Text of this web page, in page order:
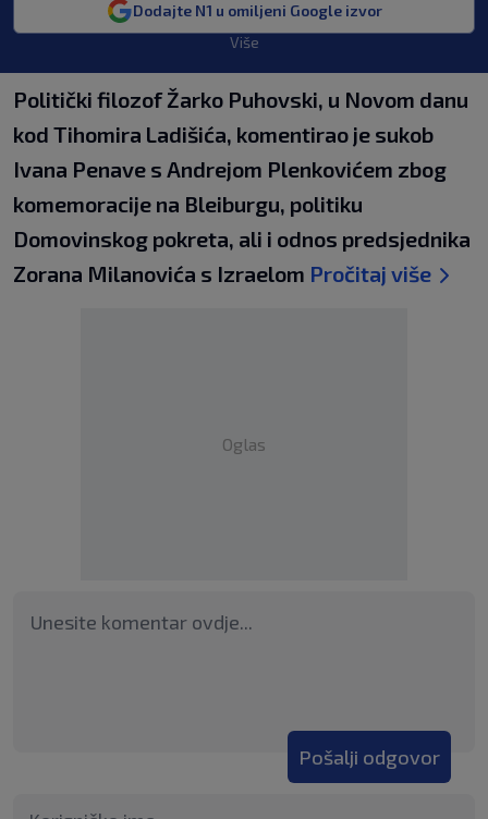
Dodajte N1 u omiljeni Google izvor
Više
Politički filozof Žarko Puhovski, u Novom danu
kod Tihomira Ladišića, komentirao je sukob
Ivana Penave s Andrejom Plenkovićem zbog
komemoracije na Bleiburgu, politiku
Domovinskog pokreta, ali i odnos predsjednika
Zorana Milanovića s Izraelom Pročitaj više
Oglas
Pošalji odgovor